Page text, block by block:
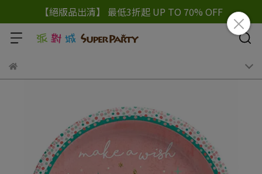
【絕版品出清】 最低3折起 UP TO 70% OFF